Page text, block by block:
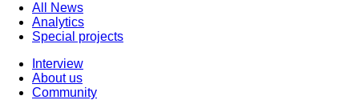
All News
Analytics
Special projects
Interview
About us
Community